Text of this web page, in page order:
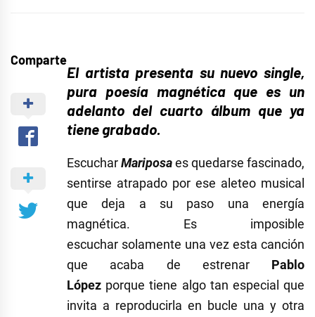
Comparte
El artista presenta su nuevo single,
pura poesía magnética que es un
adelanto del cuarto álbum que ya
tiene grabado.
EscucharMariposaes quedarse fascinado,
sentirse atrapado por ese aleteo musical
que deja a su paso una energía
magnética. Es imposible
escuchar solamente una vez esta canción
que acaba de estrenar Pablo
López porque tiene algo tan especial que
invita a reproducirla en bucle una y otra